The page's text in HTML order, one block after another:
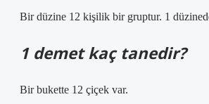
Bir düzine 12 kişilik bir gruptur. 1
1 demet kaç tanedir?
Bir bukette 12 çiçek var.